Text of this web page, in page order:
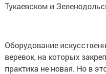
Тукаевском и
Оборудование
веревок, на которых
практика не новая. Но в